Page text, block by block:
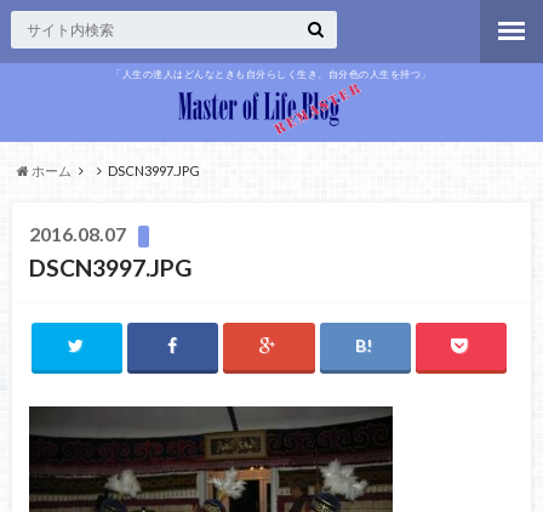
「人生の達人はどんなときも自分らしく生き、自分色の人生を持つ」
ホーム DSCN3997.JPG
2016.08.07
DSCN3997.JPG